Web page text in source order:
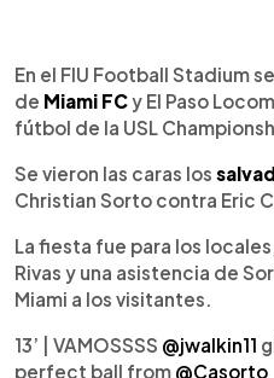
► Escuchar artículo
En el FIU Football Stadium
de Miami FCy El Paso
fútbol de la USL
Se vieron las caras los
Christian Sorto contra Eric
La fiesta fue para los
Rivas y una asistencia de
Miami a los visitantes.
13’ | VAMOSSSS @jwalkin11
perfect ball from @Casorto_